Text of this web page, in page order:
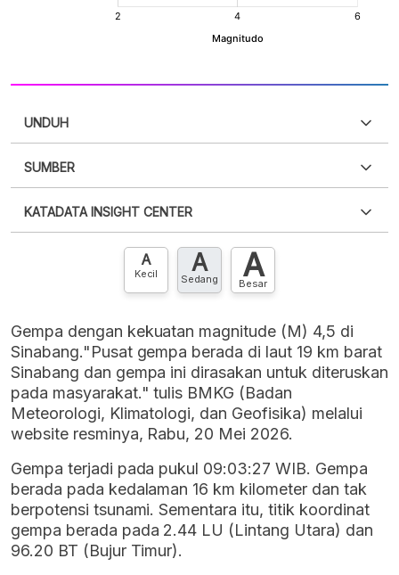
UNDUH
XLS
SUMBER
punya akun?Silakan Daftar sekarang
KATADATA INSIGHT CENTER
Hubungi sekarang »
A
Kecil A
Sedang A
Besar
Gempa dengan kekuatan magnitude (M) 4,5 di
Sinabang."Pusat gempa berada di laut 19 km barat
Sinabang dan gempa ini dirasakan untuk diteruskan
pada masyarakat." tulis BMKG (Badan
Meteorologi, Klimatologi, dan Geofisika) melalui
website resminya, Rabu, 20 Mei 2026.
Gempa terjadi pada pukul 09:03:27 WIB. Gempa
berada pada kedalaman 16 km kilometer dan tak
berpotensi tsunami. Sementara itu, titik koordinat
gempa berada pada 2.44 LU (Lintang Utara) dan
96.20 BT (Bujur Timur).